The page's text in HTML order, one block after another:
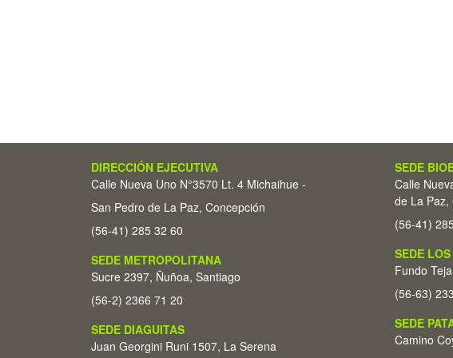
DIRECCIÓN EJECUTIVA
Calle Nueva Uno N°3570 Lt. 4 Michaihue -
San Pedro de La Paz, Concepción
(56-41) 285 32 60
SEDE METROPOLITANA
Sucre 2397, Ñuñoa, Santiago
(56-2) 2366 71 20
SEDE DIAGUITAS
Juan Georgini Runi 1507, La Serena
SEDE
Calle
de La Paz,
(56-41)
SEDE
Fundo
(56-63)
SEDE
Camino